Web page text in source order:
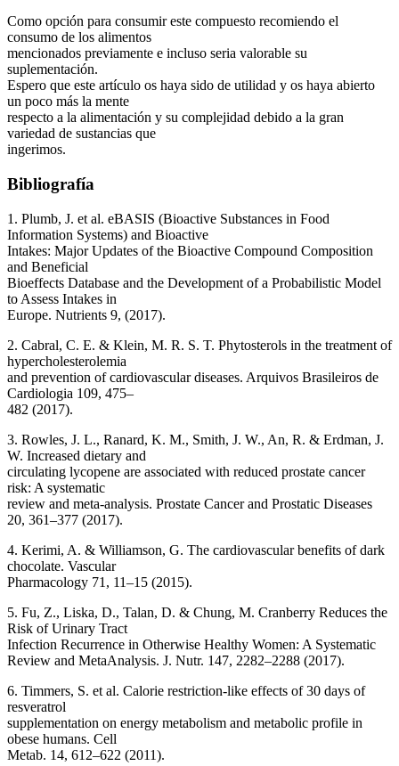
Como opción para consumir este compuesto recomiendo el
consumo de los alimentos
mencionados previamente e incluso seria valorable su
suplementación.
Espero que este artículo os haya sido de utilidad y os haya abierto
un poco más la mente
respecto a la alimentación y su complejidad debido a la gran
variedad de sustancias que
ingerimos.
Bibliografía
1. Plumb, J. et al. eBASIS (Bioactive Substances in Food
Information Systems) and Bioactive
Intakes: Major Updates of the Bioactive Compound Composition
and Beneficial
Bioeffects Database and the Development of a Probabilistic Model
to Assess Intakes in
Europe. Nutrients 9, (2017).
2. Cabral, C. E. & Klein, M. R. S. T. Phytosterols in the treatment of
hypercholesterolemia
and prevention of cardiovascular diseases. Arquivos Brasileiros de
Cardiologia 109, 475–
482 (2017).
3. Rowles, J. L., Ranard, K. M., Smith, J. W., An, R. & Erdman, J.
W. Increased dietary and
circulating lycopene are associated with reduced prostate cancer
risk: A systematic
review and meta-analysis. Prostate Cancer and Prostatic Diseases
20, 361–377 (2017).
4. Kerimi, A. & Williamson, G. The cardiovascular benefits of dark
chocolate. Vascular
Pharmacology 71, 11–15 (2015).
5. Fu, Z., Liska, D., Talan, D. & Chung, M. Cranberry Reduces the
Risk of Urinary Tract
Infection Recurrence in Otherwise Healthy Women: A Systematic
Review and MetaAnalysis. J. Nutr. 147, 2282–2288 (2017).
6. Timmers, S. et al. Calorie restriction-like effects of 30 days of
resveratrol
supplementation on energy metabolism and metabolic profile in
obese humans. Cell
Metab. 14, 612–622 (2011).